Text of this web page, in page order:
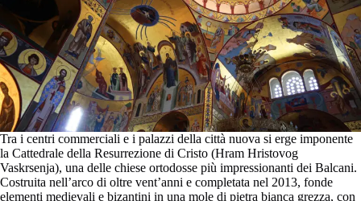
Tra i centri commerciali e i palazzi della città nuova si erge imponente
la Cattedrale della Resurrezione di Cristo (Hram Hristovog
Vaskrsenja), una delle chiese ortodosse più impressionanti dei Balcani.
Costruita nell’arco di oltre vent’anni e completata nel 2013, fonde
elementi medievali e bizantini in una mole di pietra bianca grezza, con